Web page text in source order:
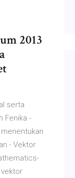
2013
serta
Fenika -
- Vektor